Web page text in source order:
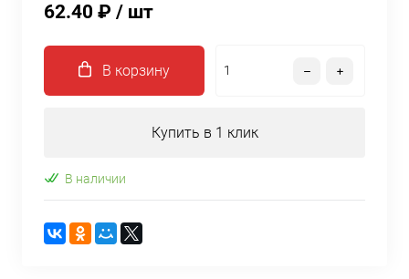
62.40 ₽ / шт
В корзину
Купить в 1 клик
В наличии